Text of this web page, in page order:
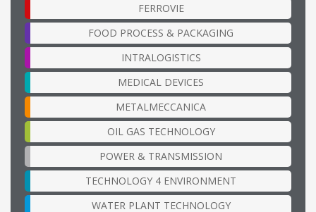
FERROVIE
FOOD PROCESS & PACKAGING
INTRALOGISTICS
MEDICAL DEVICES
METALMECCANICA
OIL GAS TECHNOLOGY
POWER & TRANSMISSION
TECHNOLOGY 4 ENVIRONMENT
WATER PLANT TECHNOLOGY